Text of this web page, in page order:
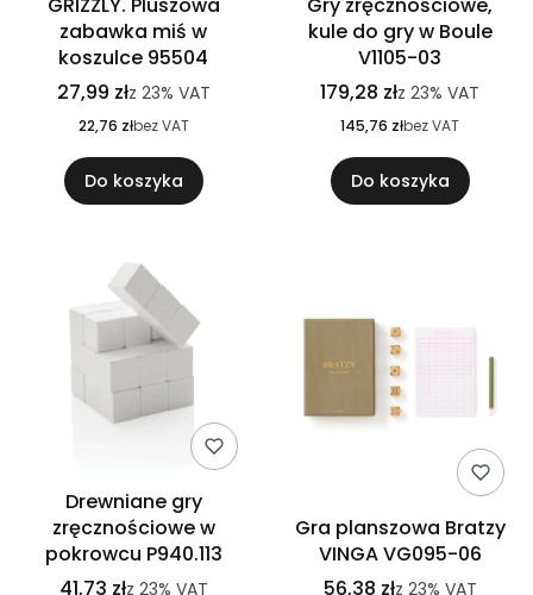
zabawka miś w
koszulce 95504
27,99 złz 23% VAT
22,76 złbez VAT
Do koszyka
kule do gry w Boule
V1105-03
179,28 złz 23% VAT
145,76 złbez VAT
Do koszyka
Drewniane gry
zręcznościowe w
pokrowcu P940.113
41,73 złz 23% VAT
Gra planszowa Bratzy
VINGA VG095-06
56,38 złz 23% VAT